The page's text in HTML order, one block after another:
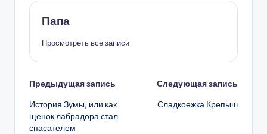
Папа
Просмотреть все записи
Навигация
записи
Предыдущая запись
История Зумы, или как
щенок лабрадора стал
спасателем
Следующая запись
Сладкоежка Крепыш